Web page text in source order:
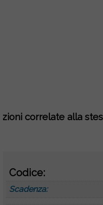
correlate alla
Codice:
Scadenza: